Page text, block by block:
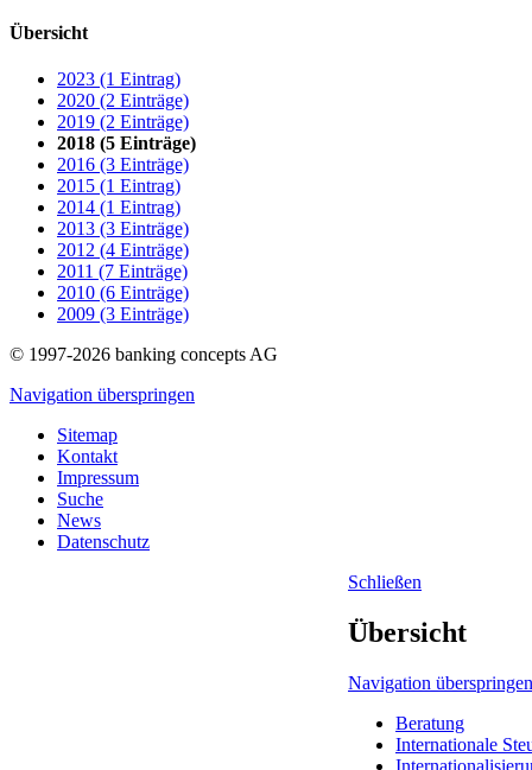
Übersicht
2023 (1 Eintrag)
2020 (2 Einträge)
2019 (2 Einträge)
2018 (5 Einträge)
2016 (3 Einträge)
2015 (1 Eintrag)
2014 (1 Eintrag)
2013 (3 Einträge)
2012 (4 Einträge)
2011 (7 Einträge)
2010 (6 Einträge)
2009 (3 Einträge)
© 1997-2026 banking concepts AG
Navigation überspringen
Sitemap
Kontakt
Impressum
Suche
News
Datenschutz
Schließen
Übersicht
Navigation
Beratung
Internationale